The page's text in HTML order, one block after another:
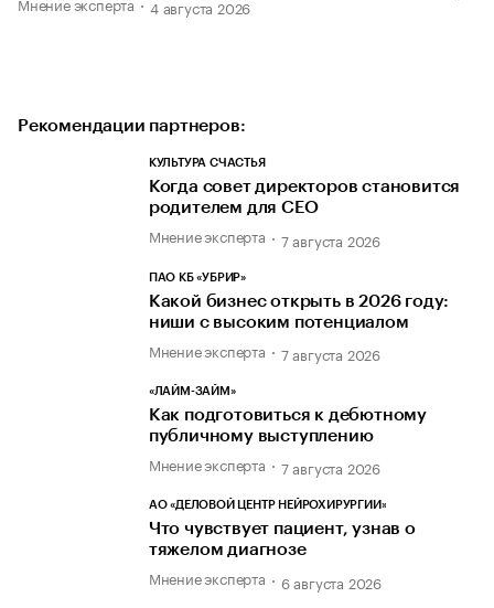
4 августа 2026
Рекомендации партнеров:
КУЛЬТУРА СЧАСТЬЯ
Когда совет директоров становится
родителем для CEO
Мнение эксперта 7 августа 2026
ПАО КБ «УБРИР»
Какой бизнес открыть в 2026 году:
ниши с высоким потенциалом
Мнение эксперта 7 августа 2026
«ЛАЙМ-ЗАЙМ»
Как подготовиться к дебютному
публичному выступлению
Мнение эксперта 7 августа 2026
АО «ДЕЛОВОЙ ЦЕНТР НЕЙРОХИРУРГИИ»
Что чувствует пациент, узнав о
тяжелом диагнозе
Мнение эксперта 6 августа 2026